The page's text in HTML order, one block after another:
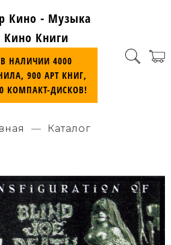
Кино - Музыка
Кино Книги
В НАЛИЧИИ 4000
900 АРТ КНИГ,
КОМПАКТ-ДИСКОВ!
Каталог